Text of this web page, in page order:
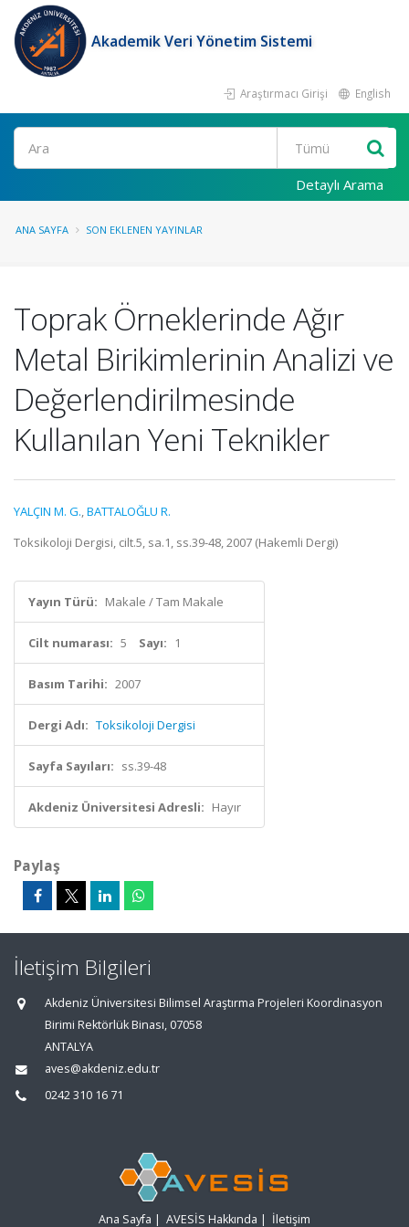
Akademik Veri Yönetim Sistemi
Araştırmacı Girişi English
Ara
Detaylı Arama
ANA SAYFA SON EKLENEN YAYINLAR
Toprak Örneklerinde Ağır
Metal Birikimlerinin Analizi ve
Değerlendirilmesinde
Kullanılan Yeni Teknikler
YALÇIN M. G.,BATTALOĞLU R.
Toksikoloji Dergisi, cilt.5, sa.1, ss.39-48, 2007 (Hakemli Dergi)
Yayın Türü: Makale / Tam Makale
Cilt numarası: 5 Sayı: 1
Basım Tarihi: 2007
Dergi Adı: Toksikoloji Dergisi
Sayfa Sayıları: ss.39-48
Akdeniz Üniversitesi Adresli: Hayır
Paylaş
İletişim Bilgileri
Akdeniz Üniversitesi Bilimsel Araştırma Projeleri Koordinasyon
Birimi Rektörlük Binası, 07058
ANTALYA
aves@akdeniz.edu.tr
0242 310 16 71
Ana Sayfa | AVESİS Hakkında | İletişim